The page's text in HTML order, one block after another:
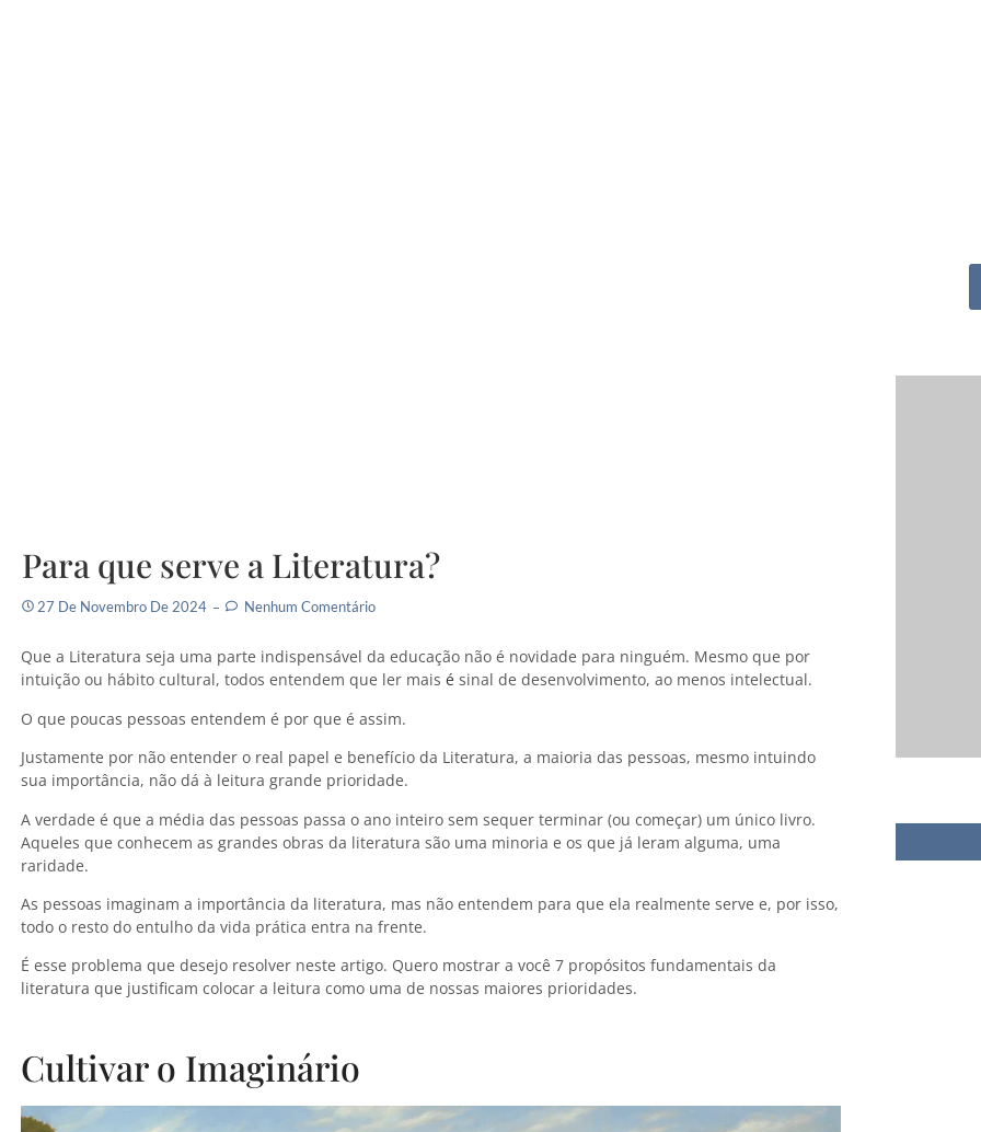
Para que serve a Literatura?
27 De Novembro De 2024 Nenhum Comentário
Que a Literatura seja uma parte indispensável da educação não é novidade para ninguém. Mesmo que por
intuição ou hábito cultural, todos entendem que ler mais é sinal de desenvolvimento, ao menos intelectual.
O que poucas pessoas entendem é por que é assim.
Justamente por não entender o real papel e benefício da Literatura, a maioria das pessoas, mesmo intuindo
sua importância, não dá à leitura grande prioridade.
A verdade é que a média das pessoas passa o ano inteiro sem sequer terminar (ou começar) um único livro.
Aqueles que conhecem as grandes obras da literatura são uma minoria e os que já leram alguma, uma
raridade.
As pessoas imaginam a importância da literatura, mas não entendem para que ela realmente serve e, por isso,
todo o resto do entulho da vida prática entra na frente.
É esse problema que desejo resolver neste artigo. Quero mostrar a você 7 propósitos fundamentais da
literatura que justificam colocar a leitura como uma de nossas maiores prioridades.
Cultivar o Imaginário